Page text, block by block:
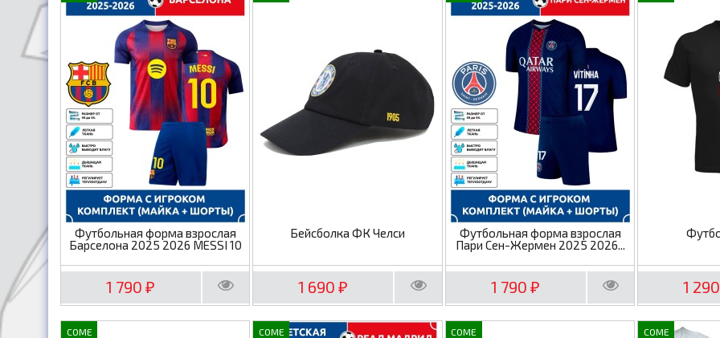
Футбольная форма взрослая
Барселона 2025 2026 MESSI 10
1 790₽
Бейсболка ФК Челси
1 690₽
Футбольная форма взрослая
Пари Сен-Жермен 2025 2026...
1 790₽ 1
COME COME COME COME